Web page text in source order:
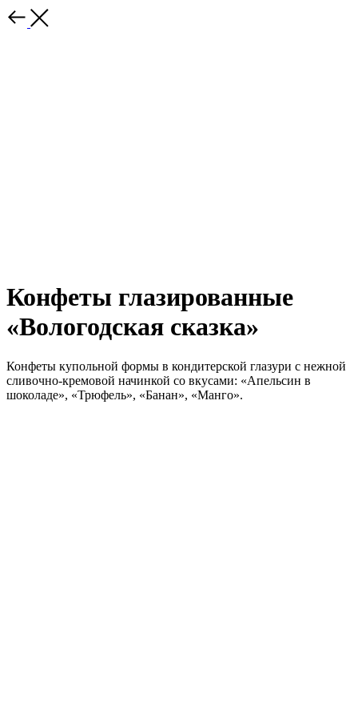
Конфеты глазированные
«Вологодская сказка»
Конфеты купольной формы в кондитерской глазури с нежной
сливочно-кремовой начинкой со вкусами: «Апельсин в
шоколаде», «Трюфель», «Банан», «Манго».